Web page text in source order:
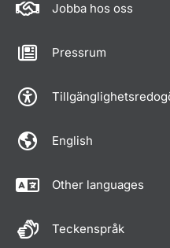
Jobba hos oss
Pressrum
English
Other languages
Teckenspråk